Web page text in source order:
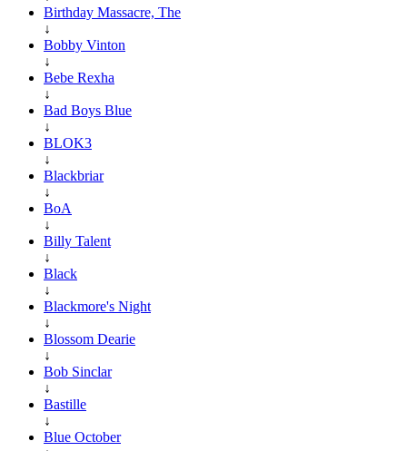
Birthday Massacre, The
↓
Bobby Vinton
↓
Bebe Rexha
↓
Bad Boys Blue
↓
BLOK3
↓
Blackbriar
↓
BoA
↓
Billy Talent
↓
Black
↓
Blackmore's Night
↓
Blossom Dearie
↓
Bob Sinclar
↓
Bastille
↓
Blue October